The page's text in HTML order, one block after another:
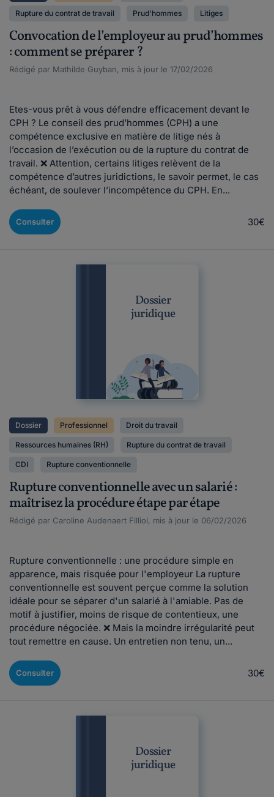
Rupture du contrat de travail Prud'hommes Litiges
Convocation de l’employeur au prud’hommes
: comment se préparer ?
Rédigé par Mathilde Guyban, mis à jour le 17/02/2026
Etes-vous prêt à vous défendre efficacement devant le
CPH ? Le conseil des prud’hommes (CPH) a une
compétence exclusive en matière de litige nés à
l’occasion de l’exécution ou de la rupture du contrat de
travail. ❌ Attention, certains litiges relèvent de la
compétence d’autres juridictions, le savoir permet, le cas
échéant, de soulever l’incompétence du CPH. En...
Consulter 30€
Dossier
juridique
Dossier Professionnel Droit du travail
Ressources humaines (RH) Rupture du contrat de travail
CDI Rupture conventionnelle
Rupture conventionnelle avec un salarié :
maîtrisez la procédure étape par étape
Rédigé par Caroline Audenaert Filliol, mis à jour le 06/02/2026
Rupture conventionnelle : une procédure simple en
apparence, mais risquée pour l'employeur La rupture
conventionnelle est souvent perçue comme la solution
idéale pour se séparer d'un salarié à l'amiable. Pas de
motif à justifier, moins de risque de contentieux, une
procédure négociée. ❌ Mais la moindre irrégularité peut
tout remettre en cause. Un entretien non tenu, un...
Consulter 30€
Dossier
juridique